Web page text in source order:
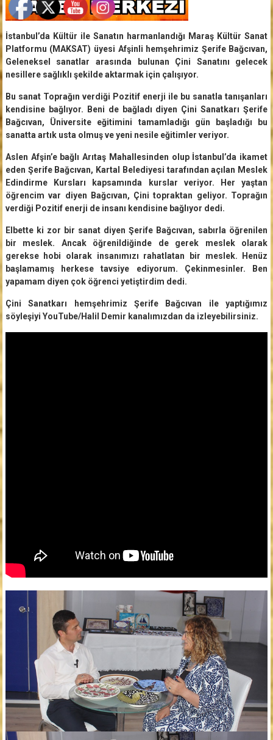
İstanbul’da Kültür ile Sanatın harmanlandığı Maraş Kültür Sanat
Platformu (MAKSAT) üyesi Afşinli hemşehrimiz Şerife Bağcıvan,
Geleneksel sanatlar arasında bulunan Çini Sanatını gelecek
nesillere sağlıklı şekilde aktarmak için çalışıyor.
Bu sanat Toprağın verdiği Pozitif enerji ile bu sanatla tanışanları
kendisine bağlıyor. Beni de bağladı diyen Çini Sanatkarı Şerife
Bağcıvan, Üniversite eğitimini tamamladığı gün başladığı bu
sanatta artık usta olmuş ve yeni nesile eğitimler veriyor.
Aslen Afşin’e bağlı Arıtaş Mahallesinden olup İstanbul’da ikamet
eden Şerife Bağcıvan, Kartal Belediyesi tarafından açılan Meslek
Edindirme Kursları kapsamında kurslar veriyor. Her yaştan
öğrencim var diyen Bağcıvan, Çini topraktan geliyor. Toprağın
verdiği Pozitif enerji de insanı kendisine bağlıyor dedi.
Elbette ki zor bir sanat diyen Şerife Bağcıvan, sabırla öğrenilen
bir meslek. Ancak öğrenildiğinde de gerek meslek olarak
gerekse hobi olarak insanımızı rahatlatan bir meslek. Henüz
başlamamış herkese tavsiye ediyorum. Çekinmesinler. Ben
yapamam diyen çok öğrenci yetiştirdim dedi.
Çini Sanatkarı hemşehrimiz Şerife Bağcıvan ile yaptığımız
söyleşiyi YouTube/Halil Demir kanalımızdan da izleyebilirsiniz.